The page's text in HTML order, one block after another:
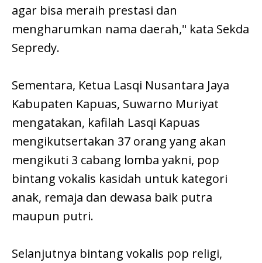
agar bisa meraih prestasi dan
mengharumkan nama daerah," kata Sekda
Sepredy.
Sementara, Ketua Lasqi Nusantara Jaya
Kabupaten Kapuas, Suwarno Muriyat
mengatakan, kafilah Lasqi Kapuas
mengikutsertakan 37 orang yang akan
mengikuti 3 cabang lomba yakni, pop
bintang vokalis kasidah untuk kategori
anak, remaja dan dewasa baik putra
maupun putri.
Selanjutnya bintang vokalis pop religi,